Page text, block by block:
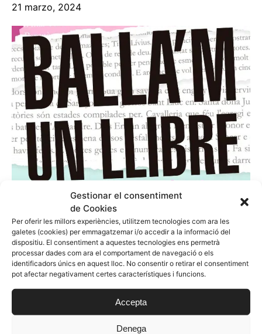
Gestionar el consentiment
de Cookies
Per oferir les millors experiències, utilitzem tecnologies com ara les
galetes (cookies) per emmagatzemar i/o accedir a la informació del
dispositiu. El consentiment a aquestes tecnologies ens permetrà
processar dades com ara el comportament de navegació o els
identificadors únics en aquest lloc. No consentir o retirar el consentiment
pot afectar negativament certes característiques i funcions.
Accepta
Denega
21 marzo, 2024
El Tribulossi 2024 empezará el jueves 21 de marzo de
2024 con motivo del Día Mundial de la Poesía, en la
biblioteca con un espectáculo Balla’m un Llibre,
propuestas que combinan danza contemporánea y
literatura… Estad atentos a las noticias porque pronto
haremos público el nombre del poeta o poeta
homenajeado en la 2ª edición… ¿quién será?